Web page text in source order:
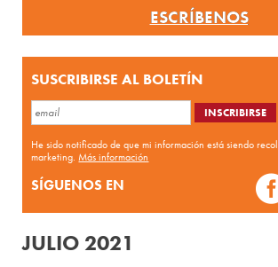
ESCRÍBENOS
SUSCRIBIRSE AL BOLETÍN
He sido notificado de que mi información está siendo
marketing.Más información
SÍGUENOS EN
JULIO 2021